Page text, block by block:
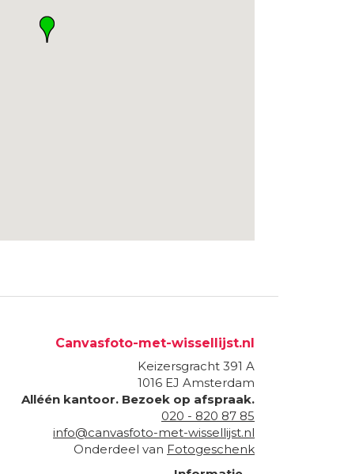
Canvasfoto-met-wissellijst.nl
Keizersgracht 391 A
1016 EJ Amsterdam
Alléén kantoor. Bezoek op afspraak.
020 - 820 87 85
info@canvasfoto-met-wissellijst.nl
Onderdeel van Fotogeschenk